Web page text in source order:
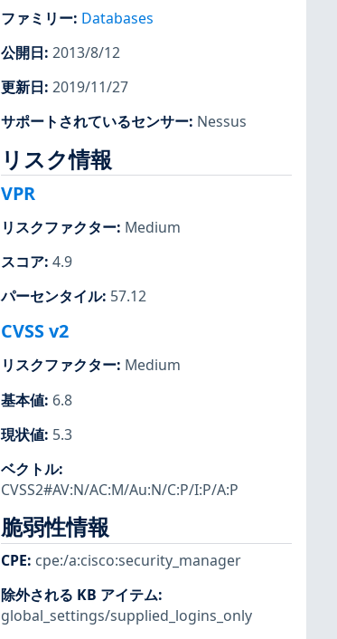
ファミリー: Databases
公開日: 2013/8/12
更新日: 2019/11/27
サポートされているセンサー: Nessus
リスク情報
VPR
リスクファクター: Medium
スコア: 4.9
パーセンタイル: 57.12
CVSS v2
リスクファクター: Medium
基本値: 6.8
現状値: 5.3
ベクトル:
CVSS2#AV:N/AC:M/Au:N/C:P/I:P/A:P
脆弱性情報
CPE: cpe:/a:cisco:security_manager
除外される KB アイテム:
global_settings/supplied_logins_only